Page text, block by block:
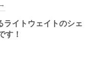
→
ライトウェイトのシェ
す！